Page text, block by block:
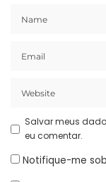
Salvar meus
eu comentar.
Notifique-me